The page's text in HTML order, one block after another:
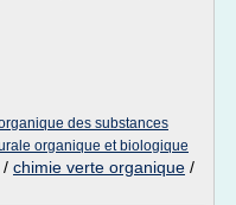
des substances
organique et biologique
/ chimie verte organique /